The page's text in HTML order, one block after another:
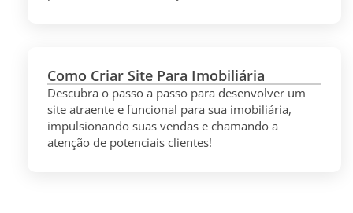
Como Criar Site Para Imobiliária
Descubra o passo a passo para desenvolver um
site atraente e funcional para sua imobiliária,
impulsionando suas vendas e chamando a
atenção de potenciais clientes!